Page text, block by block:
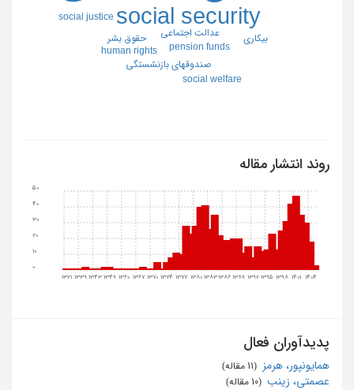
social security
عدالت اجتماعي
حقوق بشر
pension funds
صندوقهاي بازنشستگي
human rights
social justice
social welfare
بيكاري
روند انتشار مقاله
1321 13391343 1349 1360 1367 1370 1374 1377 1380 13831386 1389 1392 1395 1398 1401 1404
10
20
30
40
50
پدیدآوران فعال
همایونپور، هرمز
عصمتی، زینب